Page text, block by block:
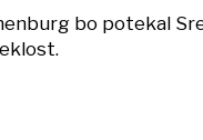
bo potekal